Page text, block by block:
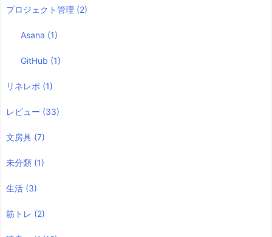
プロジェクト管理 (2)
Asana (1)
GitHub (1)
リネレボ (1)
レビュー (33)
文房具 (7)
未分類 (1)
生活 (3)
筋トレ (2)